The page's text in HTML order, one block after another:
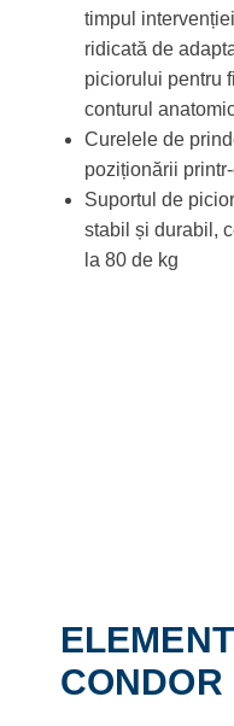
timpul
ridicată de
piciorului pentru
conturul
Curelele de
poziționării
Suportul de
stabil și durabil,
la 80 de kg
CONDOR